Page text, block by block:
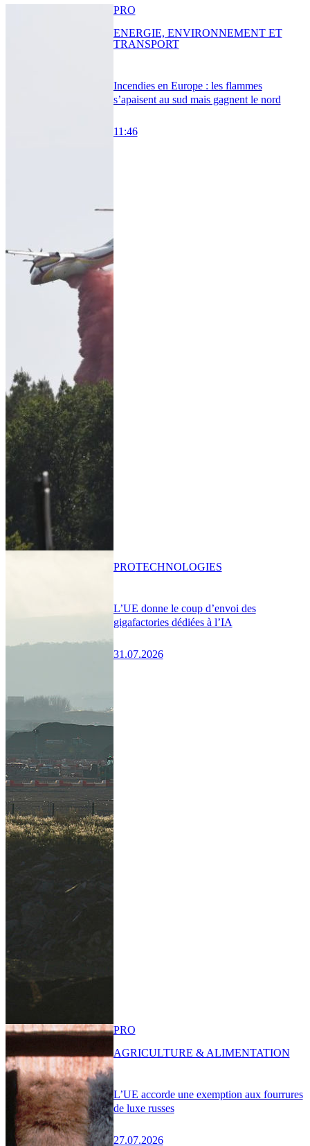
Incendies en Europe : les flammes
s’apaisent au sud mais gagnent le nord
11:46
PRO
ENERGIE, ENVIRONNEMENT ET
TRANSPORT
L’UE donne le coup d’envoi des
gigafactories dédiées à l’IA
31.07.2026
PROTECHNOLOGIES
L’UE accorde une exemption aux fourrures
de luxe russes
27.07.2026
PRO
AGRICULTURE & ALIMENTATION